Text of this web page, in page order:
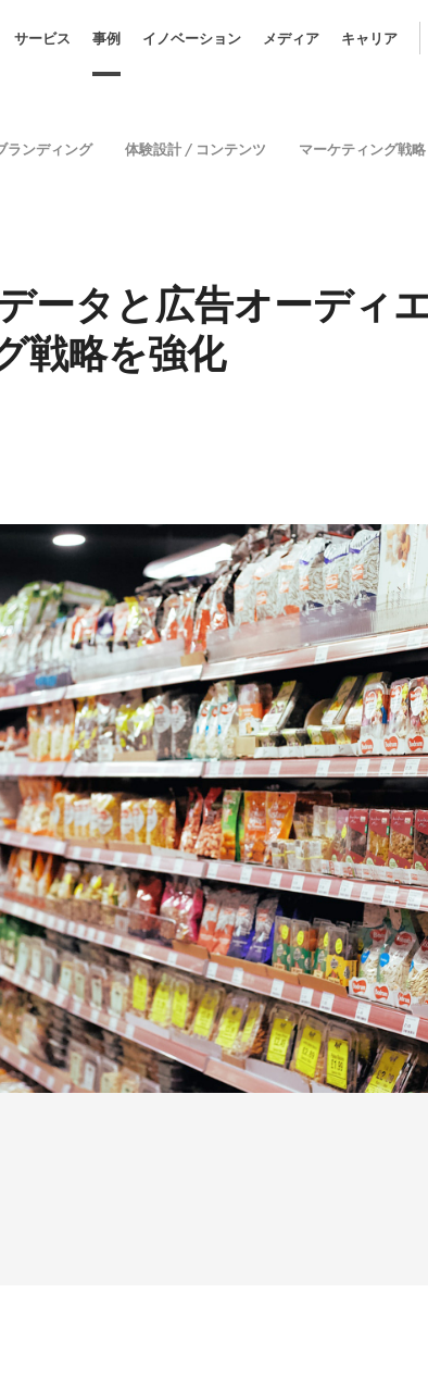
サービス 事例 イノベーション メディア キャリア
ランディング 体験設計 / コンテンツ マーケティング戦
ータと広告オーディ
戦略を強化